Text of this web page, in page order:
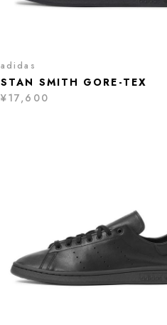
adidas
STAN SMITH GORE-TEX
¥17,600